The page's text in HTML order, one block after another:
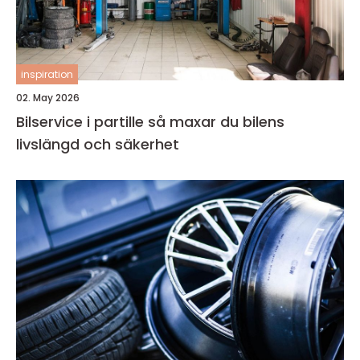
inspiration
02. May 2026
Bilservice i partille så maxar du bilens
livslängd och säkerhet